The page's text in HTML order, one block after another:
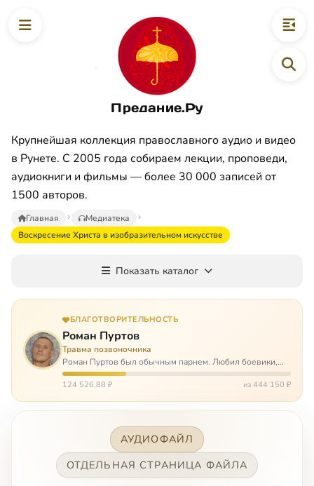
Предание.Ру
Крупнейшая коллекция православного аудио и видео
в Рунете. С 2005 года собираем лекции, проповеди,
аудиокниги и фильмы — более 30 000 записей от
1500 авторов.
Главная
Медиатека
Воскресение Христа в изобразительном искусстве
Показать каталог
БЛАГОТВОРИТЕЛЬНОСТЬ
Роман Пуртов
Травма позвоночника
Роман Пуртов был обычным парнем. Любил боевики,
хорошие автомобили, был не дурак поиграть в комп,
любил жену и обожал дочь. А потом, будучи
124 526,88 ₽ из 444 150 ₽
АУДИОФАЙЛ
ОТДЕЛЬНАЯ СТРАНИЦА ФАЙЛА